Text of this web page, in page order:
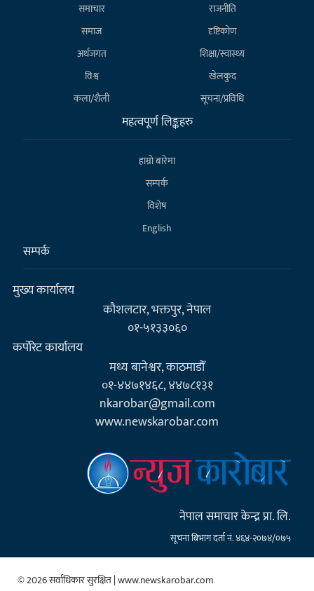
समाचार
राजनीति
समाज
दृष्टिकोण
अर्थजगत
शिक्षा/स्वास्थ्य
विश्व
खेलकुद
कला/शैली
सूचना/प्रविधि
महत्वपूर्ण लिङ्कहरु
हाम्राे बारेमा
सम्पर्क
विशेष
English
सम्पर्क
मुख्य कार्यालय
कौशलटार, भक्तपुर, नेपाल
०१-५१३३०६०
कर्पाेरेट कार्यालय
मध्य बानेश्वर, काठमाडौँ
०१-४४७१४६८, ४४७८१३१
nkarobar@gmail.com
www.newskarobar.com
नेपाल समाचार केन्द्र प्रा. लि.
सूचना बिभाग दर्ता नं. ४६४-२०७४/०७५
© 2026 सर्वाधिकार सुरक्षित | www.newskarobar.com